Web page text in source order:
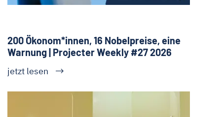
200 Ökonom*innen, 16 Nobelpreise, eine
Warnung | Projecter Weekly #27 2026
jetzt lesen